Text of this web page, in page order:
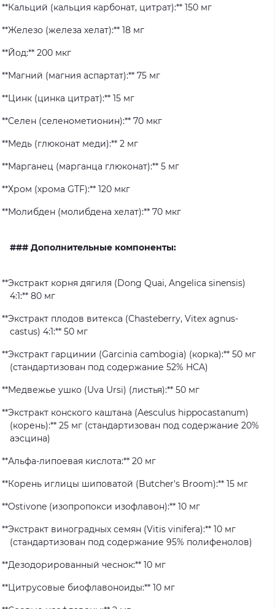
**Кальций (кальция карбонат, цитрат):** 150 мг
**Железо (железа хелат):** 18 мг
**Йод:** 200 мкг
**Магний (магния аспартат):** 75 мг
**Цинк (цинка цитрат):** 15 мг
**Селен (селенометионин):** 70 мкг
**Медь (глюконат меди):** 2 мг
**Марганец (марганца глюконат):** 5 мг
**Хром (хрома GTF):** 120 мкг
**Молибден (молибдена хелат):** 70 мкг
### Дополнительные компоненты:
**Экстракт корня дягиля (Dong Quai, Angelica sinensis)
4:1:** 80 мг
**Экстракт плодов витекса (Chasteberry, Vitex agnus-
castus) 4:1:** 50 мг
**Экстракт гарцинии (Garcinia cambogia) (корка):** 50 мг
(стандартизован под содержание 52% HCA)
**Медвежье ушко (Uva Ursi) (листья):** 50 мг
**Экстракт конского каштана (Aesculus hippocastanum)
(корень):** 25 мг (стандартизован под содержание 20%
аэсцина)
**Альфа-липоевая кислота:** 20 мг
**Корень иглицы шиповатой (Butcher's Broom):** 15 мг
**Ostivone (изопропокси изофлавон):** 10 мг
**Экстракт виноградных семян (Vitis vinifera):** 10 мг
(стандартизован под содержание 95% полифенолов)
**Дезодорированный чеснок:** 10 мг
**Цитрусовые биофлавоноиды:** 10 мг